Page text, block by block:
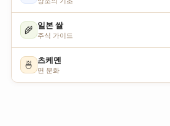
🌾 일본 쌀
주식 가이드
🍜 츠케멘
면 문화